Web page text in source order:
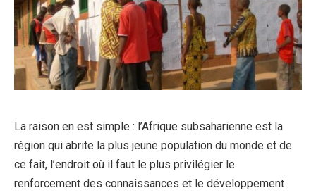
La raison en est simple : l’Afrique subsaharienne est la
région qui abrite la plus jeune population du monde et de
ce fait, l’endroit où il faut le plus privilégier le
renforcement des connaissances et le développement